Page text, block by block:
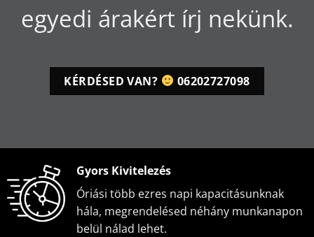
egyedi árakért írj nekünk.
KÉRDÉSED VAN? 06202727098
Gyors Kivitelezés
Óriási több ezres napi kapacitásunknak
hála, megrendelésed néhány munkanapon
belül nálad lehet.